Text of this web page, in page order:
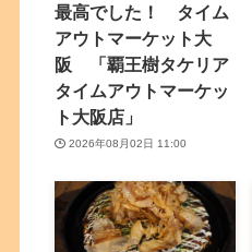
最高でした！ タイム
アウトマーケット大
阪 「覇王樹タケリア
タイムアウトマーケッ
ト大阪店」
2026年08月02日 11:00